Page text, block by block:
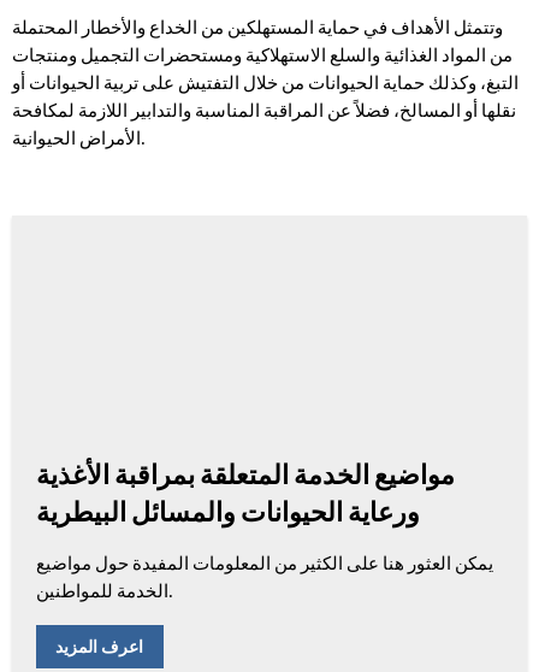
البيطرية
وتتمثل الأهداف في حماية المستهلكين من الخداع والأخطار المحتملة
من المواد الغذائية والسلع الاستهلاكية ومستحضرات التجميل ومنتجات
التبغ، وكذلك حماية الحيوانات من خلال التفتيش على تربية الحيوانات أو
نقلها أو المسالخ، فضلاً عن المراقبة المناسبة والتدابير اللازمة لمكافحة
الأمراض الحيوانية.
مواضيع الخدمة المتعلقة بمراقبة الأغذية
ورعاية الحيوانات والمسائل البيطرية
يمكن العثور هنا على الكثير من المعلومات المفيدة حول مواضيع
الخدمة للمواطنين.
اعرف المزيد